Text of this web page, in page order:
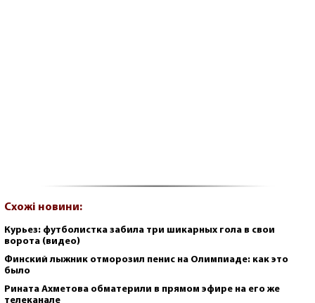
Схожі новини:
Курьез: футболистка забила три шикарных гола в свои
ворота (видео)
Финский лыжник отморозил пенис на Олимпиаде: как это
было
Рината Ахметова обматерили в прямом эфире на его же
телеканале